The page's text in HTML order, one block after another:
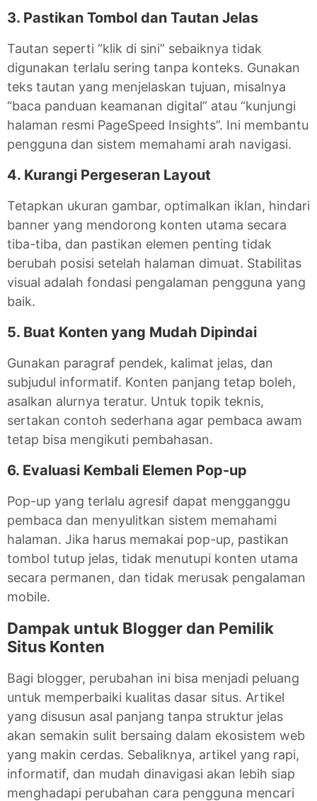
3. Pastikan Tombol dan Tautan Jelas
Tautan seperti “klik di sini” sebaiknya tidak
digunakan terlalu sering tanpa konteks. Gunakan
teks tautan yang menjelaskan tujuan, misalnya
“baca panduan keamanan digital” atau “kunjungi
halaman resmi PageSpeed Insights”. Ini membantu
pengguna dan sistem memahami arah navigasi.
4. Kurangi Pergeseran Layout
Tetapkan ukuran gambar, optimalkan iklan, hindari
banner yang mendorong konten utama secara
tiba-tiba, dan pastikan elemen penting tidak
berubah posisi setelah halaman dimuat. Stabilitas
visual adalah fondasi pengalaman pengguna yang
baik.
5. Buat Konten yang Mudah Dipindai
Gunakan paragraf pendek, kalimat jelas, dan
subjudul informatif. Konten panjang tetap boleh,
asalkan alurnya teratur. Untuk topik teknis,
sertakan contoh sederhana agar pembaca awam
tetap bisa mengikuti pembahasan.
6. Evaluasi Kembali Elemen Pop-up
Pop-up yang terlalu agresif dapat mengganggu
pembaca dan menyulitkan sistem memahami
halaman. Jika harus memakai pop-up, pastikan
tombol tutup jelas, tidak menutupi konten utama
secara permanen, dan tidak merusak pengalaman
mobile.
Dampak untuk Blogger dan Pemilik
Situs Konten
Bagi blogger, perubahan ini bisa menjadi peluang
untuk memperbaiki kualitas dasar situs. Artikel
yang disusun asal panjang tanpa struktur jelas
akan semakin sulit bersaing dalam ekosistem web
yang makin cerdas. Sebaliknya, artikel yang rapi,
informatif, dan mudah dinavigasi akan lebih siap
menghadapi perubahan cara pengguna mencari